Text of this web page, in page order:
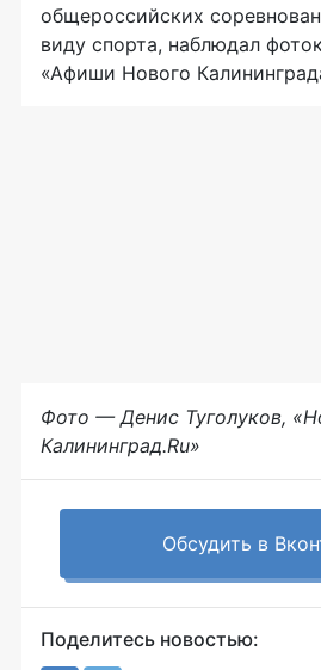
общероссийских
виду спорта, наблюдал
«Афиши Нового
Фото — Денис Туголуков,
Калининград.Ru»
Обсудить в
Поделитесь новостью: